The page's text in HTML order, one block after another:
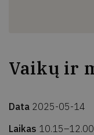
Vaikų ir
Data 2025-05-14
Laikas 10.15–12.00